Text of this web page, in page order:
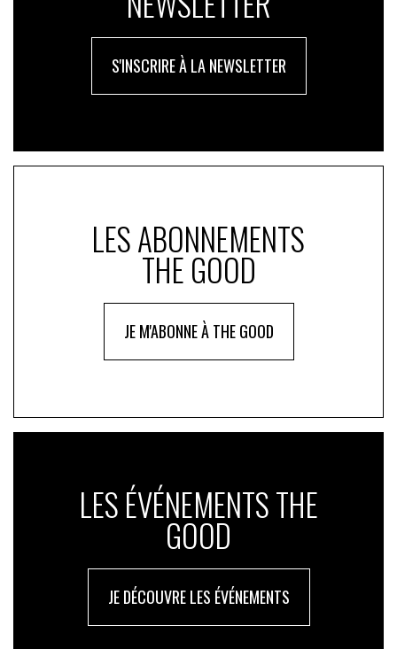
S'INSCRIRE À LA NEWSLETTER
LES ABONNEMENTS
THE GOOD
JE M'ABONNE À THE GOOD
LES ÉVÉNEMENTS THE
GOOD
JE DÉCOUVRE LES ÉVÉNEMENTS